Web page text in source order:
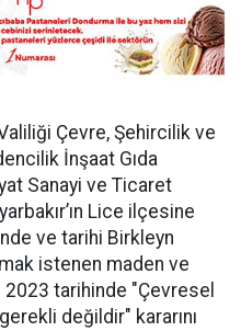
Çevre, Şehircilik ve
İnşaat Gıda
Sanayi ve Ticaret
Lice ilçesine
ve tarihi Birkleyn
istenen maden ve
tarihinde "Çevresel
değildir" kararını